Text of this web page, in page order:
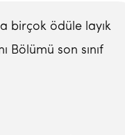
birçok ödüle layık
son sınıf